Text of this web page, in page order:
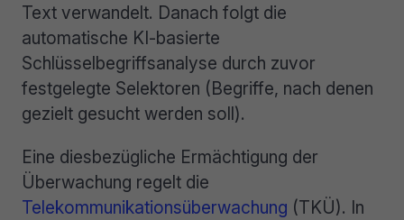
Text verwandelt. Danach folgt die
automatische KI-basierte
Schlüsselbegriffsanalyse durch zuvor
festgelegte Selektoren (Begriffe, nach denen
gezielt gesucht werden soll).
Eine diesbezügliche Ermächtigung der
Überwachung regelt die
Telekommunikationsüberwachung (TKÜ). In